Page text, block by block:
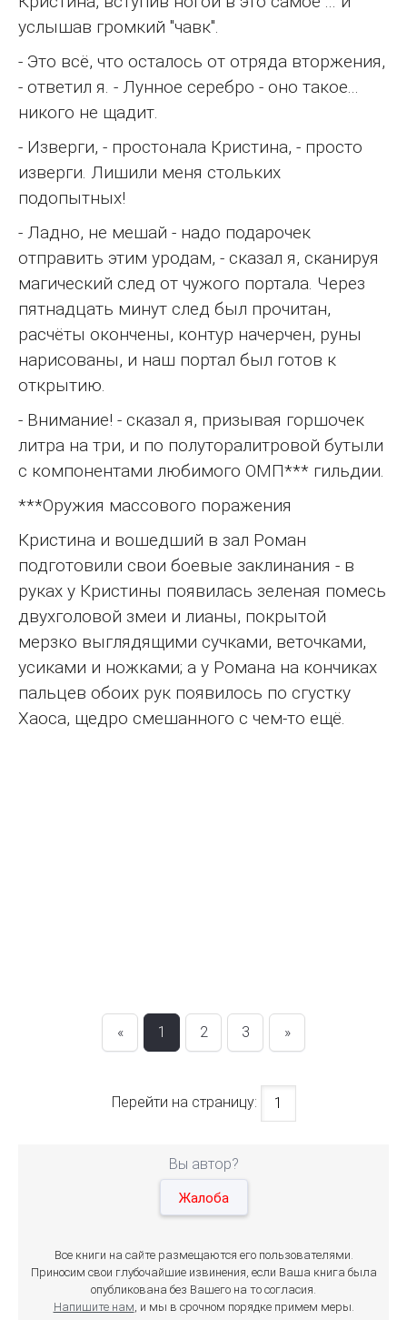
услышав громкий "чавк".
- Это всё, что осталось от отряда вторжения,
- ответил я. - Лунное серебро - оно такое...
никого не щадит.
- Изверги, - простонала Кристина, - просто
изверги. Лишили меня стольких
подопытных!
- Ладно, не мешай - надо подарочек
отправить этим уродам, - сказал я, сканируя
магический след от чужого портала. Через
пятнадцать минут след был прочитан,
расчёты окончены, контур начерчен, руны
нарисованы, и наш портал был готов к
открытию.
- Внимание! - сказал я, призывая горшочек
литра на три, и по полуторалитровой бутыли
с компонентами любимого ОМП*** гильдии.
***Оружия массового поражения
Кристина и вошедший в зал Роман
подготовили свои боевые заклинания - в
руках у Кристины появилась зеленая помесь
двухголовой змеи и лианы, покрытой
мерзко выглядящими сучками, веточками,
усиками и ножками; а у Романа на кончиках
пальцев обоих рук появилось по сгустку
Хаоса, щедро смешанного с чем-то ещё.
« 1 2 3 »
Перейти на страницу:
Вы автор?
Жалоба
Все книги на сайте размещаются его пользователями.
Приносим свои глубочайшие извинения, если Ваша книга была
опубликована без Вашего на то согласия.
Напишите нам , и мы в срочном порядке примем меры.